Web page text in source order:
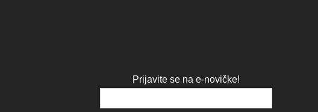
Prijavite se na e-novičke!